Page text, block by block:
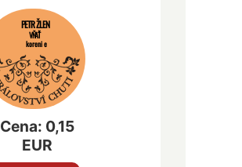
PETRŽLEN
VŇAŤ
korenie
Cena: 0,15
EUR